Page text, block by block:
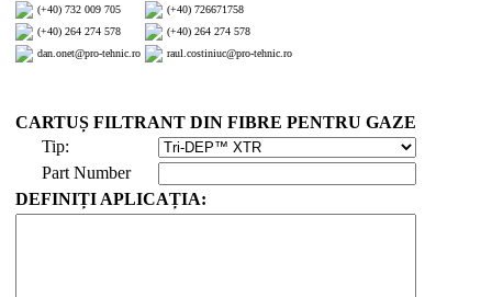
(+40) 732 009 705
(+40) 726671758
(+40) 264 274 578
(+40) 264 274 578
dan.onet@pro-tehnic.ro
raul.costiniuc@pro-tehnic.ro
CARTUȘ FILTRANT DIN FIBRE PENTRU GAZE
Tip:
Part Number
DEFINIȚI APLICAȚIA: